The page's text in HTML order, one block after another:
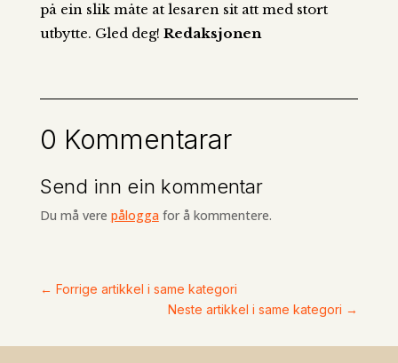
på ein slik måte at lesaren sit att med stort
utbytte. Gled deg! Redaksjonen
0 Kommentarar
Send inn ein kommentar
Du må vere påloggafor å kommentere.
← Forrige artikkel i same kategori
Neste artikkel i same kategori →